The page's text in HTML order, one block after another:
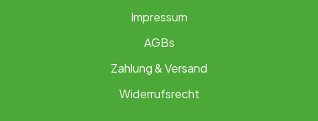
Impressum
AGBs
Zahlung & Versand
Widerrufsrecht